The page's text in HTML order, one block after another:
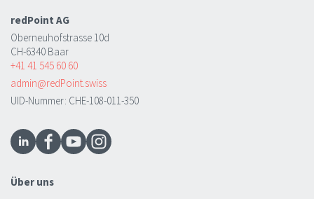
redPoint AG
Oberneuhofstrasse 10d
CH-6340 Baar
+41 41 545 60 60
admin@redPoint.swiss
UID-Nummer: CHE-108-011-350
Über uns